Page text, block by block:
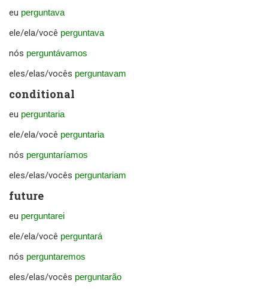
eu perguntava
ele/ela/você perguntava
nós perguntávamos
eles/elas/vocês perguntavam
conditional
eu perguntaria
ele/ela/você perguntaria
nós perguntaríamos
eles/elas/vocês perguntariam
future
eu perguntarei
ele/ela/você perguntará
nós perguntaremos
eles/elas/vocês perguntarão